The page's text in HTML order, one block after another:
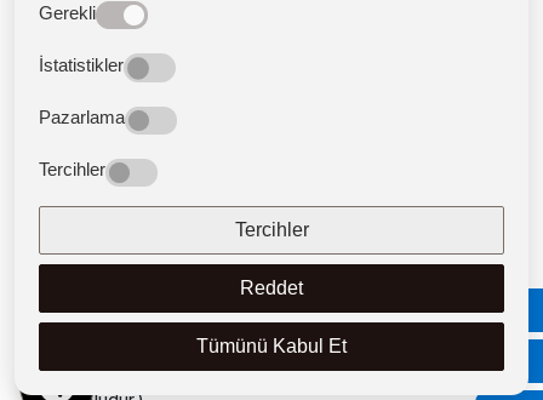
tesis edilmesine katkıda bulunurlar.
Değerlendirme Esasları
Genel başarı notu değerlendirmesinde aşağıdaki hesaplama
en yüksek puanın %50’si
2. Yüksek lisans akademik not ortalamasının (YÖK 4’lük
100’lük sistem dönüşüm tablosuna göre) %15’i
3. Sözlü mülakat sınavının %35’i (Mülakat sınavından
100 tam puan üzerinden en az 60 puan almak başarı ön
Gerekli
İstatistikler
Pazarlama
Tercihler
Tercihler
Reddet
Tümünü Kabul Et